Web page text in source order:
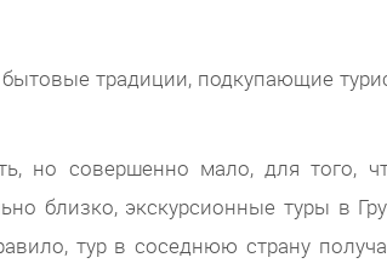
традиции, подкупающие
но совершенно мало, для того,
близко, экскурсионные туры в
тур в соседнюю страну